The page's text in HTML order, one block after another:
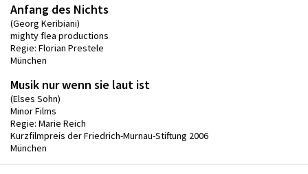
Anfang des Nichts
(Georg Keribiani)
mighty flea productions
Regie: Florian Prestele
München
Musik nur wenn sie laut ist
(Elses Sohn)
Minor Films
Regie: Marie Reich
Kurzfilmpreis der Friedrich-Murnau-Stiftung 2006
München